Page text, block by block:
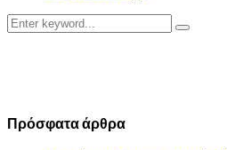
Search
for:
Search
Πρόσφατα άρθρα